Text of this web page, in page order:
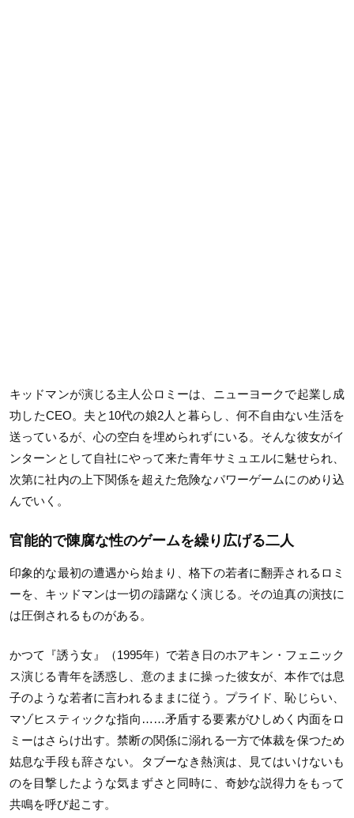
キッドマンが演じる主人公ロミーは、ニューヨークで起業し成
功したCEO。夫と10代の娘2人と暮らし、何不自由ない生活を
送っているが、心の空白を埋められずにいる。そんな彼女がイ
ンターンとして自社にやって来た青年サミュエルに魅せられ、
次第に社内の上下関係を超えた危険なパワーゲームにのめり込
んでいく。
官能的で陳腐な性のゲームを繰り広げる二人
印象的な最初の遭遇から始まり、格下の若者に翻弄されるロミ
ーを、キッドマンは一切の躊躇なく演じる。その迫真の演技に
は圧倒されるものがある。
かつて『誘う女』（1995年）で若き日のホアキン・フェニック
ス演じる青年を誘惑し、意のままに操った彼女が、本作では息
子のような若者に言われるままに従う。プライド、恥じらい、
マゾヒスティックな指向……矛盾する要素がひしめく内面をロ
ミーはさらけ出す。禁断の関係に溺れる一方で体裁を保つため
姑息な手段も辞さない。タブーなき熱演は、見てはいけないも
のを目撃したような気まずさと同時に、奇妙な説得力をもって
共鳴を呼び起こす。